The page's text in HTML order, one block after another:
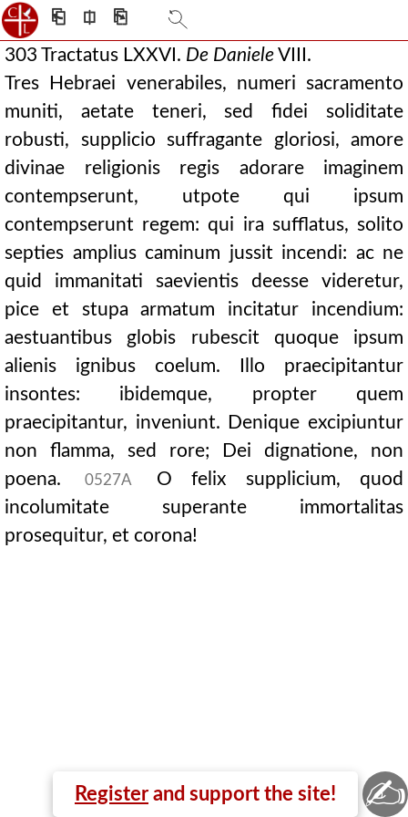
⎗ ⎅ ⎘
303 Tractatus LXXVI. De DanieleVIII.
Tres Hebraei venerabiles, numeri sacramento
muniti, aetate teneri, sed fidei soliditate
robusti, supplicio suffragante gloriosi, amore
divinae religionis regis adorare imaginem
contempserunt, utpote qui ipsum
contempserunt regem: qui ira sufflatus, solito
septies amplius caminum jussit incendi: ac ne
quid immanitati saevientis deesse videretur,
pice et stupa armatum incitatur incendium:
aestuantibus globis rubescit quoque ipsum
alienis ignibus coelum. Illo praecipitantur
insontes: ibidemque, propter quem
praecipitantur, inveniunt. Denique excipiuntur
non flamma, sed rore; Dei dignatione, non
poena.
0527A
O felix supplicium, quod
incolumitate superante immortalitas
prosequitur, et corona!
Register and support the site! ✍